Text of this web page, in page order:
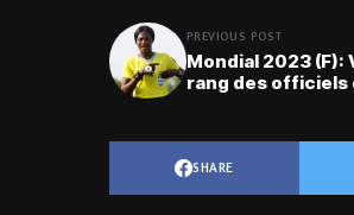
PREVIOUS POST
Mondial 2023 (F):
rang des officiels
SHARE